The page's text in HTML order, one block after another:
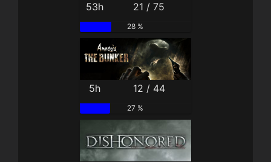
53h 21 / 75
28 %
5h 12 / 44
27 %